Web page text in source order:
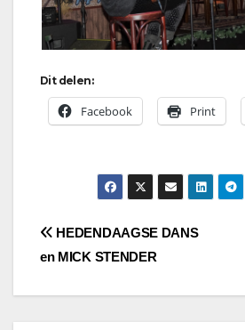
Dit delen:
Facebook Print
Bericht
HEDENDAAGSE DANS
en MICK STENDER